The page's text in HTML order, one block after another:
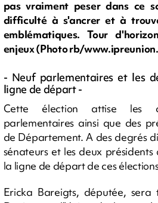
pas vraiment peser dans ce
difficulté à s'ancrer et à
emblématiques. Tour
enjeux (Photo rb/
- Neuf parlementaires et les
ligne de départ -
Cette élection attise les
parlementaires ainsi que des
de Département. A des degrés
sénateurs et les deux
la ligne de départ de ces
Ericka Bareigts, députée,